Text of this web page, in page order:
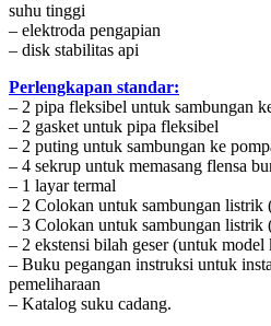
suhu tinggi
– elektroda pengapian
– disk stabilitas api
Perlengkapan standar:
– 2 pipa fleksibel untuk sambungan
– 2 gasket untuk pipa fleksibel
– 2 puting untuk sambungan ke
– 4 sekrup untuk memasang flensa
– 1 layar termal
– 2 Colokan untuk sambungan listrik
– 3 Colokan untuk sambungan
– 2 ekstensi bilah geser (untuk
– Buku pegangan instruksi untuk
pemeliharaan
– Katalog suku cadang.